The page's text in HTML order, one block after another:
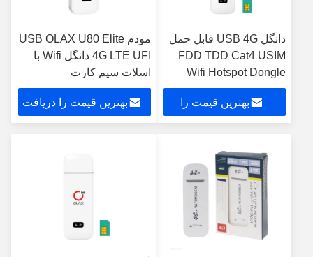
دانگل USB 4G قابل حمل
FDD TDD Cat4 USIM
Wifi Hotspot Dongle
برای لپ تاپ
بهترین قیمت را
مودم USB OLAX U80 Elite
4G LTE UFI دانگل Wifi با
اسلات سیم کارت
بهترین قیمت را دریافت